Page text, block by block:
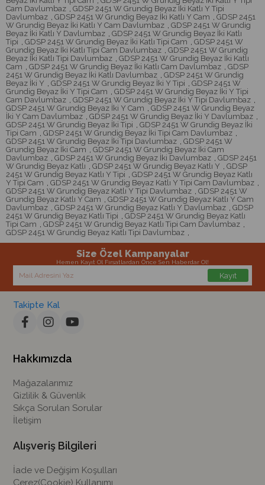
Cam Davlumbaz , GDSP 2451 W Grundig Beyaz İki Katlı Y Tipi
Davlumbaz , GDSP 2451 W Grundig Beyaz İki Katlı Y Cam , GDSP 2451
W Grundig Beyaz İki Katlı Y Cam Davlumbaz , GDSP 2451 W Grundig
Beyaz İki Katlı Y Davlumbaz , GDSP 2451 W Grundig Beyaz İki Katlı
Tipi , GDSP 2451 W Grundig Beyaz İki Katlı Tipi Cam , GDSP 2451 W
Grundig Beyaz İki Katlı Tipi Cam Davlumbaz , GDSP 2451 W Grundig
Beyaz İki Katlı Tipi Davlumbaz , GDSP 2451 W Grundig Beyaz İki Katlı
Cam , GDSP 2451 W Grundig Beyaz İki Katlı Cam Davlumbaz , GDSP
2451 W Grundig Beyaz İki Katlı Davlumbaz , GDSP 2451 W Grundig
Beyaz İki Y , GDSP 2451 W Grundig Beyaz İki Y Tipi , GDSP 2451 W
Grundig Beyaz İki Y Tipi Cam , GDSP 2451 W Grundig Beyaz İki Y Tipi
Cam Davlumbaz , GDSP 2451 W Grundig Beyaz İki Y Tipi Davlumbaz ,
GDSP 2451 W Grundig Beyaz İki Y Cam , GDSP 2451 W Grundig Beyaz
İki Y Cam Davlumbaz , GDSP 2451 W Grundig Beyaz İki Y Davlumbaz ,
GDSP 2451 W Grundig Beyaz İki Tipi , GDSP 2451 W Grundig Beyaz İki
Tipi Cam , GDSP 2451 W Grundig Beyaz İki Tipi Cam Davlumbaz ,
GDSP 2451 W Grundig Beyaz İki Tipi Davlumbaz , GDSP 2451 W
Grundig Beyaz İki Cam , GDSP 2451 W Grundig Beyaz İki Cam
Davlumbaz , GDSP 2451 W Grundig Beyaz İki Davlumbaz , GDSP 2451
W Grundig Beyaz Katlı , GDSP 2451 W Grundig Beyaz Katlı Y , GDSP
2451 W Grundig Beyaz Katlı Y Tipi , GDSP 2451 W Grundig Beyaz Katlı
Y Tipi Cam , GDSP 2451 W Grundig Beyaz Katlı Y Tipi Cam Davlumbaz ,
GDSP 2451 W Grundig Beyaz Katlı Y Tipi Davlumbaz , GDSP 2451 W
Grundig Beyaz Katlı Y Cam , GDSP 2451 W Grundig Beyaz Katlı Y Cam
Davlumbaz , GDSP 2451 W Grundig Beyaz Katlı Y Davlumbaz , GDSP
2451 W Grundig Beyaz Katlı Tipi , GDSP 2451 W Grundig Beyaz Katlı
Tipi Cam , GDSP 2451 W Grundig Beyaz Katlı Tipi Cam Davlumbaz ,
GDSP 2451 W Grundig Beyaz Katlı Tipi Davlumbaz ,
Size Özel Kampanyalar
Hemen Kayıt Ol Fırsatlardan Önce Sen Haberdar Ol!
Kayıt
Takipte Kal
Hakkımızda
Mağazalarımız
Gizlilik & Güvenlik
Sıkça Sorulan Sorular
İletişim
Alışveriş Bilgileri
İade ve Değişim Koşulları
Çerez(Cookie) Kullanımı